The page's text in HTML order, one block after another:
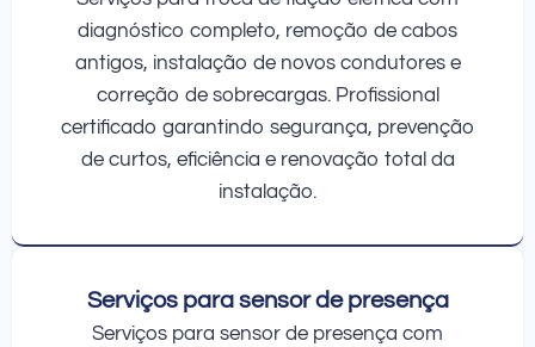
diagnóstico completo, remoção de cabos
antigos, instalação de novos condutores e
correção de sobrecargas. Profissional
certificado garantindo segurança, prevenção
de curtos, eficiência e renovação total da
instalação.
Serviços para sensor de presença
Serviços para sensor de presença com